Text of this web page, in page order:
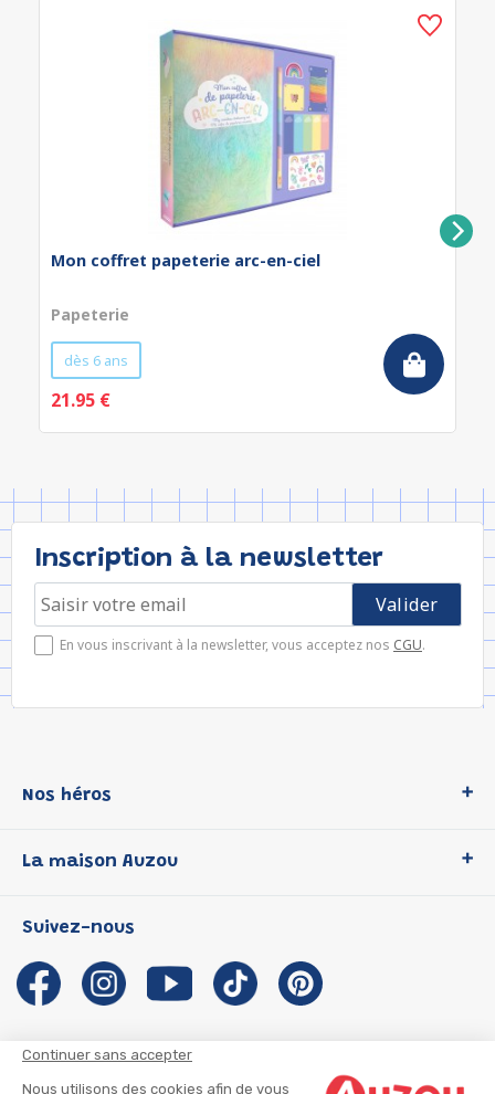
Continuer sans accepter
Nous utilisons des cookies afin de vous
Mon coffret papeterie arc-en-ciel
Papeterie
dès 6 ans
21.95 €
Inscription à la newsletter
En vous inscrivant à la newsletter, vous acceptez nos CGU.
Nos héros
P'tit Loup
Les Influenceuses
Migali
Petite Taupe
La maison Auzou
Notre histoire
Auzou s'engage
Auteurs et illustrateurs Auzou
Suivez-nous